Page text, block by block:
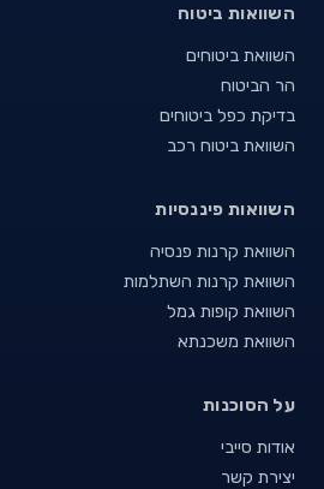
השוואות ביטוח
השוואת ביטוחים
הר הביטוח
בדיקת כפל ביטוחים
השוואת ביטוח רכב
השוואות פיננסיות
השוואת קרנות פנסיה
השוואת קרנות השתלמות
השוואת קופות גמל
השוואת משכנתא
על הסוכנות
אודות סייבי
יצירת קשר